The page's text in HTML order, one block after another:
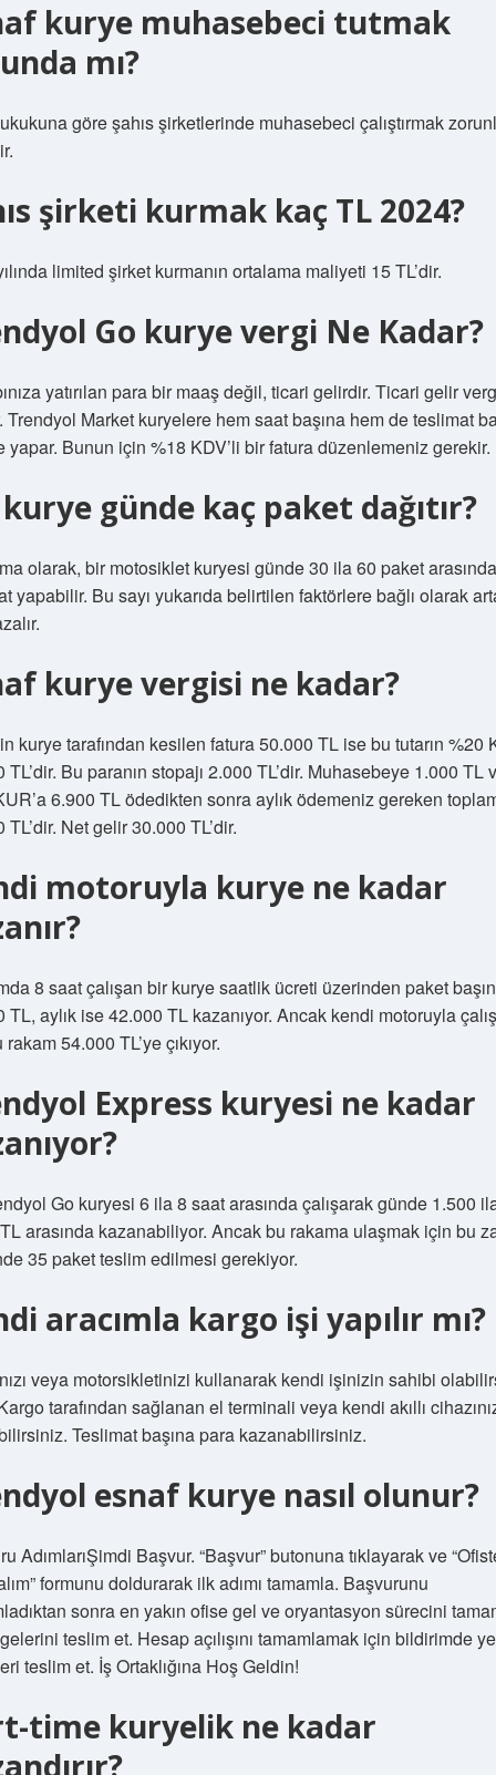
kurye muhasebeci tutmak
mı?
göre şahıs şirketlerinde muhasebeci çalıştırmak
şirketi kurmak kaç TL 2024?
limited şirket kurmanın ortalama maliyeti 15 TL’dir.
Go kurye vergi Ne Kadar?
yatırılan para bir maaş değil, ticari gelirdir. Ticari gelir
Trendyol Market kuryelere hem saat başına hem de teslimat
yapar. Bunun için %18 KDV’li bir fatura düzenlemeniz gerekir.
günde kaç paket dağıtır?
olarak, bir motosiklet kuryesi günde 30 ila 60 paket
yapabilir. Bu sayı yukarıda belirtilen faktörlere bağlı olarak
kurye vergisi ne kadar?
kurye tarafından kesilen fatura 50.000 TL ise bu tutarın %20
TL’dir. Bu paranın stopajı 2.000 TL’dir. Muhasebeye 1.000 TL
6.900 TL ödedikten sonra aylık ödemeniz gereken
TL’dir. Net gelir 30.000 TL’dir.
motoruyla kurye ne kadar
8 saat çalışan bir kurye saatlik ücreti üzerinden paket
TL, aylık ise 42.000 TL kazanıyor. Ancak kendi motoruyla
54.000 TL’ye çıkıyor.
Express kuryesi ne kadar
Go kuryesi 6 ila 8 saat arasında çalışarak günde 1.500
arasında kazanabiliyor. Ancak bu rakama ulaşmak için bu
35 paket teslim edilmesi gerekiyor.
aracımla kargo işi yapılır mı?
veya motorsikletinizi kullanarak kendi işinizin sahibi
tarafından sağlanan el terminali veya kendi akıllı
Teslimat başına para kazanabilirsiniz.
esnaf kurye nasıl olunur?
AdımlarıŞimdi Başvur. “Başvur” butonuna tıklayarak ve
formunu doldurarak ilk adımı tamamla. Başvurunu
sonra en yakın ofise gel ve oryantasyon sürecini
teslim et. Hesap açılışını tamamlamak için bildirimde
teslim et. İş Ortaklığına Hoş Geldin!
time kuryelik ne kadar